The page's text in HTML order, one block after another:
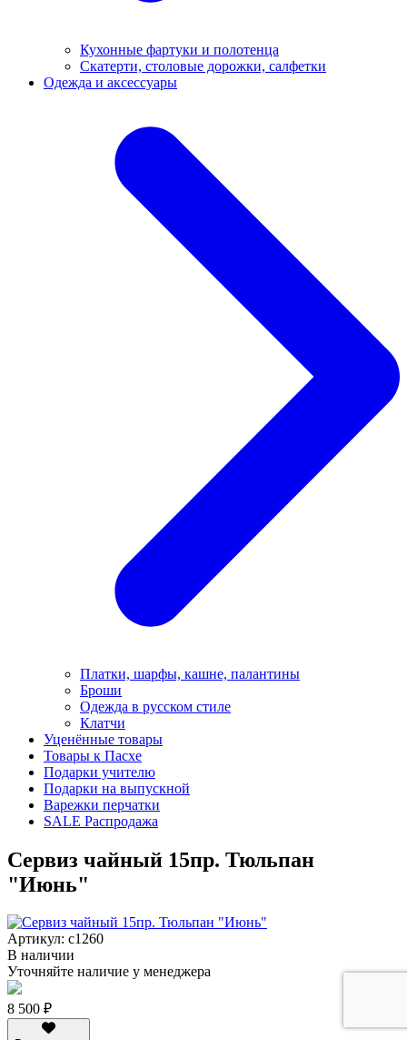
Кухонные фартуки и полотенца
Скатерти, столовые дорожки, салфетки
Одежда и аксессуары
Платки, шарфы, кашне, палантины
Броши
Одежда в русском стиле
Клатчи
Уценённые товары
Товары к Пасхе
Подарки учителю
Подарки на выпускной
Варежки перчатки
SALE Распродажа
Сервиз чайный 15пр. Тюльпан
"Июнь"
Артикул: с1260
В наличии
Уточняйте наличие у менеджера
8 500 ₽